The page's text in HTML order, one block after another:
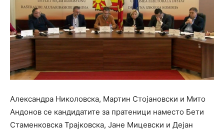
Александра Николовска, Мартин Стојановски и Мито
Андонов се кандидатите за пратеници наместо Бети
Стаменковска Трајковска, Јане Мицевски и Дејан